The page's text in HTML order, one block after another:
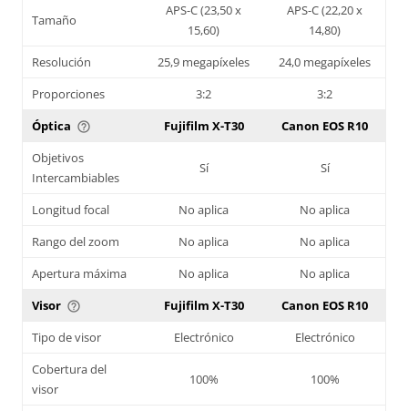
Tamaño
APS-C (23,50 x
15,60)
APS-C (22,20 x
14,80)
Resolución
25,9 megapíxeles
24,0 megapíxeles
Proporciones
3:2
3:2
Óptica help_outline Fujifilm X-T30
Canon EOS R10
Objetivos
Intercambiables
Sí Sí
Longitud focal No aplica
No aplica
Rango del zoom
No aplica
No aplica
Apertura máxima
No aplica
No aplica
Visor help_outline Fujifilm X-T30
Canon EOS R10
Tipo de visor
Electrónico
Electrónico
Cobertura del
visor
100% 100%